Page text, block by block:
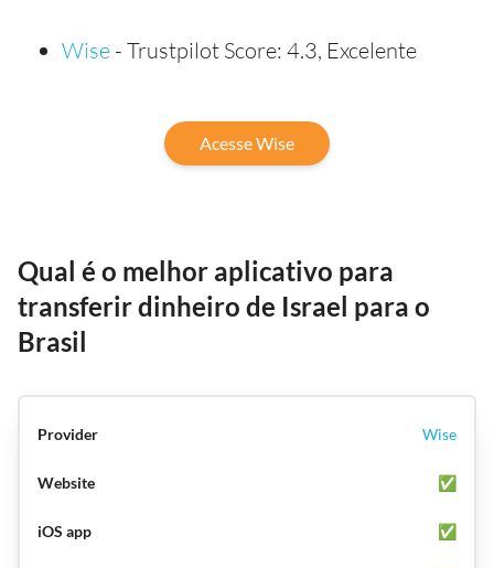
Wise - Trustpilot Score: 4.3, Excelente
Acesse Wise
Qual é o melhor aplicativo para
transferir dinheiro de Israel para o
Brasil
Wise
✅
✅